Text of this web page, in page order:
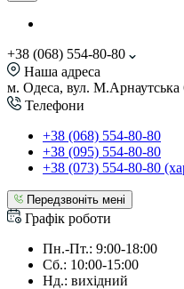
+38 (068) 554-80-80
Наша адреса
м. Одеса, вул. М.Арнаутська
Телефони
+38 (068) 554-80-80
+38 (095) 554-80-80
+38 (073) 554-80-80
Передзвоніть мені
Графік роботи
Пн.-Пт.: 9:00-18:00
Сб.: 10:00-15:00
Нд.: вихідний